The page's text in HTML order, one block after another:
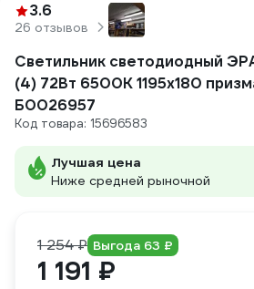
3.6
26 отзывов
Светильник светодиодный
(4) 72Вт 6500К 1195x180
Б0026957
Код товара: 15696583
Лучшая цена
Ниже средней рыночной
1 254 ₽ Выгода 63 ₽
1 191 ₽